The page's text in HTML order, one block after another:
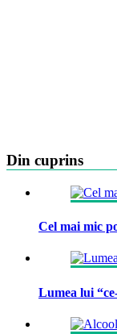
Din cuprins
Cel mai mic
Lumea lui